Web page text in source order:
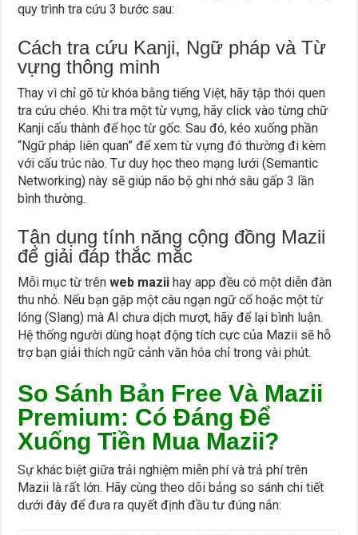
quy trình tra cứu 3 bước sau:
Cách tra cứu Kanji, Ngữ pháp và Từ
vựng thông minh
Thay vì chỉ gõ từ khóa bằng tiếng Việt, hãy tập thói quen
tra cứu chéo. Khi tra một từ vựng, hãy click vào từng chữ
Kanji cấu thành để học từ gốc. Sau đó, kéo xuống phần
“Ngữ pháp liên quan” để xem từ vựng đó thường đi kèm
với cấu trúc nào. Tư duy học theo mạng lưới (Semantic
Networking) này sẽ giúp não bộ ghi nhớ sâu gấp 3 lần
bình thường.
Tận dụng tính năng cộng đồng Mazii
để giải đáp thắc mắc
Mỗi mục từ trênweb mazii hay app đều có một diễn đàn
thu nhỏ. Nếu bạn gặp một câu ngạn ngữ cổ hoặc một từ
lóng (Slang) mà AI chưa dịch mượt, hãy để lại bình luận.
Hệ thống người dùng hoạt động tích cực của Mazii sẽ hỗ
trợ bạn giải thích ngữ cảnh văn hóa chỉ trong vài phút.
So Sánh Bản Free Và Mazii
Premium: Có Đáng Để
Xuống Tiền Mua Mazii?
Sự khác biệt giữa trải nghiệm miễn phí và trả phí trên
Mazii là rất lớn. Hãy cùng theo dõi bảng so sánh chi tiết
dưới đây để đưa ra quyết định đầu tư đúng nắn: